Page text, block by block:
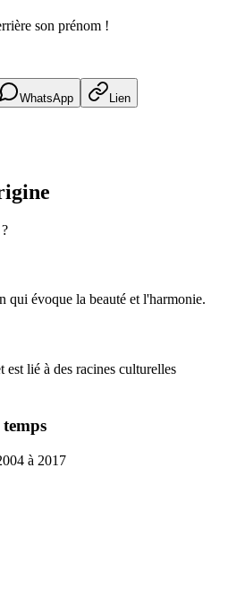
son prénom !
WhatsApp Lien
?
qui évoque la beauté et l'harmonie.
lié à des racines culturelles
à 2017